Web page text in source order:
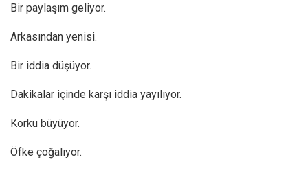
Bir paylaşım geliyor.
Arkasından yenisi.
Bir iddia düşüyor.
Dakikalar içinde karşı iddia yayılıyor.
Korku büyüyor.
Öfke çoğalıyor.